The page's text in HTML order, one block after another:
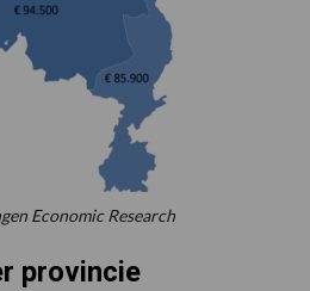
Economic Research
provincie